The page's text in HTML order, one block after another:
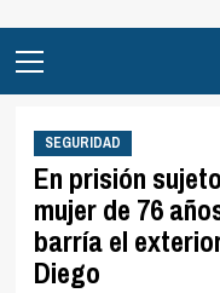
Menu
SEGURIDAD
En prisión
mujer de 76
barría el
Diego